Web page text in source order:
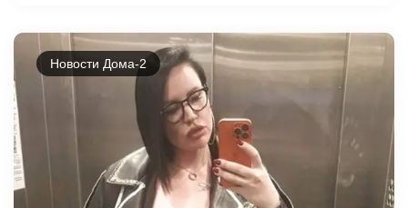
Новости Дома-2